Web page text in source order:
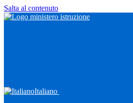
Salta al contenuto
Italiano